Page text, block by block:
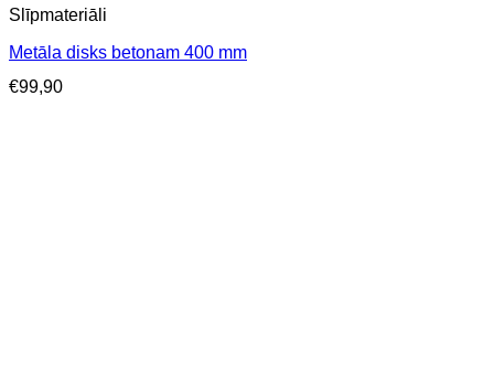
Slīpmateriāli
Metāla disks betonam 400 mm
€99,90